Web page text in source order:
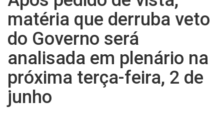
NOTÍCIAS
DIRETORIA
HISTÓRIA
ASSESSORIA JURÍDICA
matéria que derruba veto
do Governo será
analisada em plenário na
próxima terça-feira, 2 de
junho